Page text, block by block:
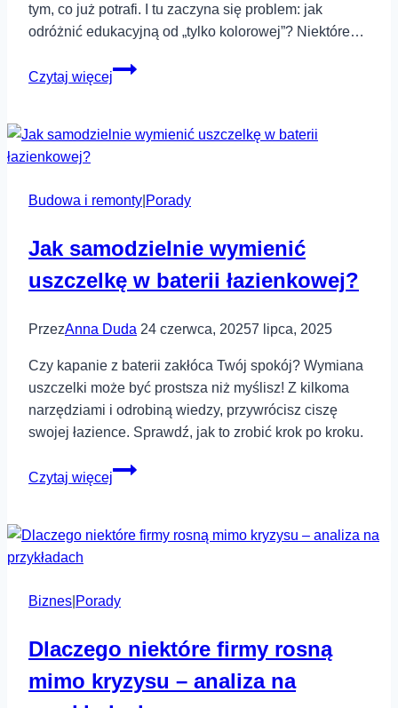
tym, co już potrafi. I tu zaczyna się problem: jak
odróżnić edukacyjną od „tylko kolorowej”? Niektóre…
Czytaj więcej
Jak
edukacyjną
wieku
Poradnik
rodziców
opiekunów
Budowa i remonty Porady
Jak samodzielnie wymienić
uszczelkę w baterii łazienkowej?
PrzezAnna Duda 24 czerwca, 20257 lipca, 2025
Czy kapanie z baterii zakłóca Twój spokój? Wymiana
uszczelki może być prostsza niż myślisz! Z kilkoma
narzędziami i odrobiną wiedzy, przywrócisz ciszę
swojej łazience. Sprawdź, jak to zrobić krok po kroku.
Czytaj więcej
Jak
uszczelkę
łazienkowej?
Biznes Porady
Dlaczego niektóre firmy rosną
mimo kryzysu – analiza na